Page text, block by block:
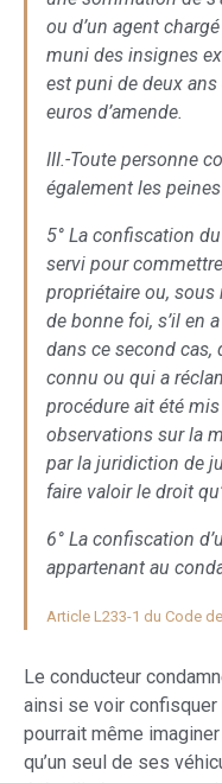
ou d’un agent
muni des insignes
est puni de deux
euros d’amende.
III.-Toute personne
également les
5° La confiscation
servi pour
propriétaire ou,
de bonne foi, s’il en
dans ce second cas,
connu ou qui a
procédure ait été
observations sur la
par la juridiction de
faire valoir le droit
6° La confiscation
appartenant au
Article L233-1 du Code
Le conducteur
ainsi se voir confisquer
pourrait même
qu’un seul de ses